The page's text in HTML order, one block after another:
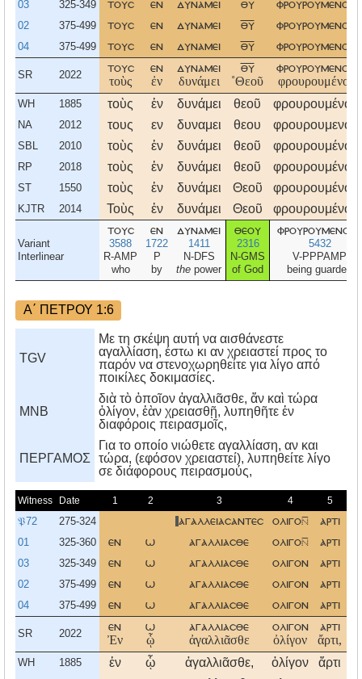
03 325-349 τουσ εν δυναμει θυ φρουρουμενουσ
02 375-499 τουσ εν δυναμει θυ φρουρουμενουσ
04 375-499 τουσ εν δυναμει θυ φρουρουμενουσ
SR 2022
τουσ
τοὺς
εν
ἐν
δυναμει
δυνάμει
θυ
˚Θεοῦ
φρουρουμενουσ
φρουρουμένους
WH 1885 τοὺς ἐν δυνάμει θεοῦ
NA 2012 τους εν δυναμει θεου
SBL 2010 τοὺς ἐν δυνάμει θεοῦ
RP 2018 τοὺς ἐν δυνάμει θεοῦ
ST 1550 τοὺς ἐν δυνάμει Θεοῦ
KJTR 2014 Τοὺς ἐν δυνάμει Θεοῦ
Variant
Interlinear
τουσ
3588
R-AMP
who
εν
1722
P
by
δυναμει
1411
N-DFS
the power
θεου
2316
N-GMS
of God
φρουρουμενουσ
5432
V-PPPAMP
being guarded
Α΄ ΠΕΤΡΟΥ 1:6
TGV
Με τη σκέψη αυτή να αισθάνεστε
αγαλλίαση, έστω κι αν χρειαστεί προς το
παρόν να στενοχωρηθείτε για λίγο από
ποικίλες δοκιμασίες.
MNB
διὰ τὸ ὁποῖον ἀγαλλιᾶσθε, ἄν καὶ τώρα
ὀλίγον, ἐὰν χρειασθῇ, λυπηθῆτε ἐν
διαφόροις πειρασμοῖς,
ΠΕΡΓΑΜΟΣ
Για το οποίο νιώθετε αγαλλίαση, αν και
τώρα, (εφόσον χρειαστεί), λυπηθείτε λίγο
σε διάφορους πειρασμούς,
Witness Date 1 2 3 4 5
𝔓72 275-324 αγαλλειασαντεσ ολιγο αρτι
01 325-360 εν ω αγαλλιασθε ολιγο αρτι
03 325-349 εν ω αγαλλιασθε ολιγον αρτι
02 375-499 εν ω αγαλλιασθε ολιγον αρτι
04 375-499 εν ω αγαλλιασθε ολιγον αρτι
SR 2022
εν
Ἐν
ω
ᾧ
αγαλλιασθε
ἀγαλλιᾶσθε
ολιγον
ὀλίγον
αρτι
ἄρτι,
WH 1885 ἐν ᾧ ἀγαλλιᾶσθε, ὀλίγον ἄρτι